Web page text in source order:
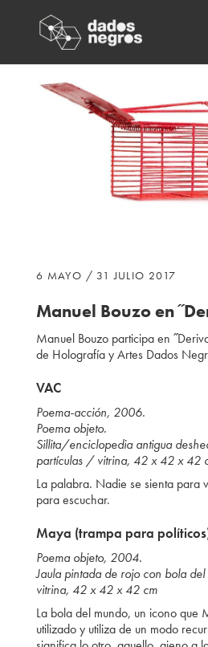
6 MAYO / 31 JULIO 2017
Manuel Bouzoen
Manuel Bouzoparticipa en
de Holografía y Artes Dados
VAC
Poema-acción, 2006.
Poema objeto.
Sillita/enciclopedia antigua
partículas / vitrina, 42 x 42 x 42
La palabra. Nadie se sienta para
para escuchar.
Maya (trampa para
Poema objeto, 2004.
Jaula pintada de rojo con bola
vitrina, 42 x 42 x 42 cm
La bola del mundo, un icono que
utilizado y utiliza de un modo